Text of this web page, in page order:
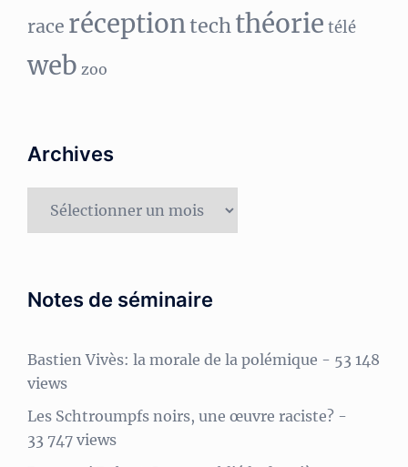
race réceptiontechthéorie télé
web zoo
Archives
Archives
Notes de séminaire
Bastien Vivès: la morale de la polémique - 53 148
views
Les Schtroumpfs noirs, une œuvre raciste? -
33 747 views